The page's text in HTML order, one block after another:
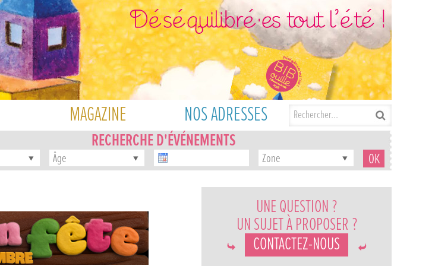
MAGAZINE NOS ADRESSES
RECHERCHE D'ÉVÉNEMENTS
Âge Zone
UNE QUESTION ?
UN SUJET À PROPOSER ?
CONTACTEZ-NOUS